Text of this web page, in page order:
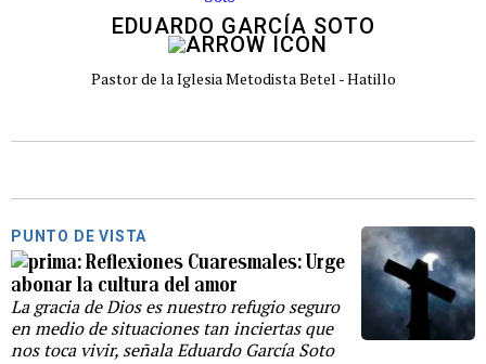
EDUARDO GARCÍA SOTO
Pastor de la Iglesia Metodista Betel - Hatillo
PUNTO DE VISTA
Reflexiones Cuaresmales: Urge
abonar la cultura del amor
La gracia de Dios es nuestro refugio seguro
en medio de situaciones tan inciertas que
nos toca vivir, señala Eduardo García Soto